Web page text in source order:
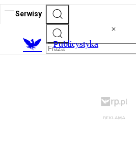
Serwisy
Publicystyka